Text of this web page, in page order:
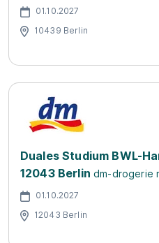
01.10.2027
10439 Berlin
Duales Studium BWL-
12043 Berlin dm-drogerie
01.10.2027
12043 Berlin